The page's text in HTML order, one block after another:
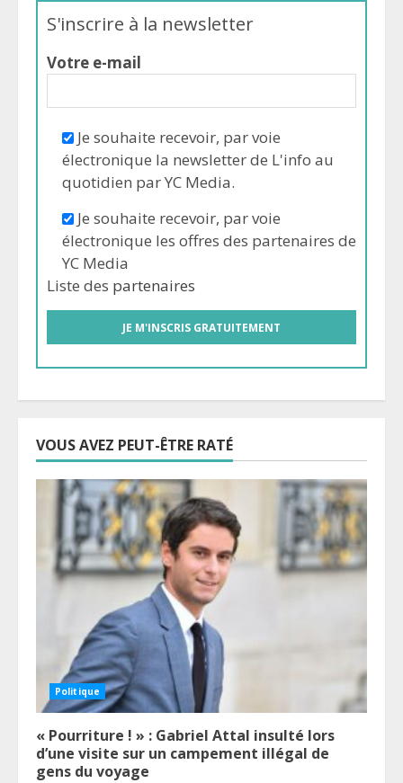
S'inscrire à la newsletter
Votre e-mail
Je souhaite recevoir, par voie
électronique la newsletter de L'info au
quotidien par YC Media.
Je souhaite recevoir, par voie
électronique les offres des partenaires de
YC Media
Liste des partenaires
VOUS AVEZ PEUT-ÊTRE RATÉ
Politique
« Pourriture ! » : Gabriel Attal insulté lors
d’une visite sur un campement illégal de
gens du voyage